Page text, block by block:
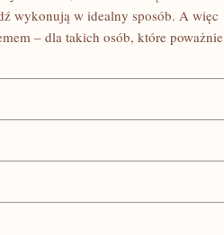
wykonują w idealny sposób. A więc
– dla takich osób, które poważnie